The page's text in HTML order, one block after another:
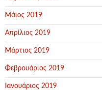
Μάιος 2019
Απρίλιος 2019
Μάρτιος 2019
Φεβρουάριος 2019
Ιανουάριος 2019